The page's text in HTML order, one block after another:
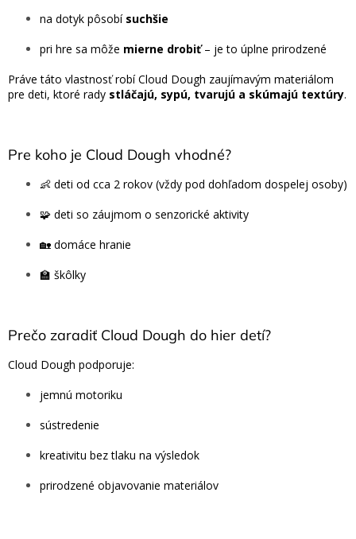
na dotyk pôsobí suchšie
pri hre sa môže mierne drobiť– je to úplne prirodzené
Práve táto vlastnosť robí Cloud Dough zaujímavým materiálom
pre deti, ktoré rady stláčajú, sypú, tvarujú a skúmajú textúry.
Pre koho je Cloud Dough vhodné?
👶 deti od cca 2 rokov (vždy pod dohľadom dospelej osoby)
🧩 deti so záujmom o senzorické aktivity
🏡 domáce hranie
🏫 škôlky
Prečo zaradiť Cloud Dough do hier detí?
Cloud Dough podporuje:
jemnú motoriku
sústredenie
kreativitu bez tlaku na výsledok
prirodzené objavovanie materiálov